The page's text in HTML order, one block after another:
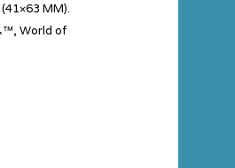
MM).
World of